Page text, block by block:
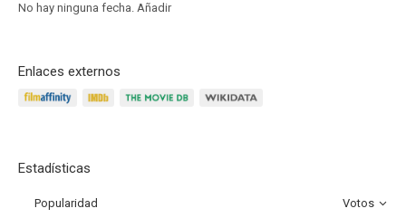
No hay ninguna fecha. Añadir
Enlaces externos
Estadísticas
Popularidad Votos